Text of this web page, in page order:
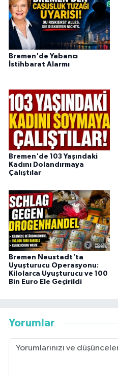
Bremen'de Yabancı
İstihbarat Alarmı
Bremen'de 103 Yaşındaki
Kadını Dolandırmaya
Çalıştılar
Bremen Neustadt'ta
Uyuşturucu Operasyonu:
Kilolarca Uyuşturucu ve 100
Bin Euro Ele Geçirildi
Yorumlar